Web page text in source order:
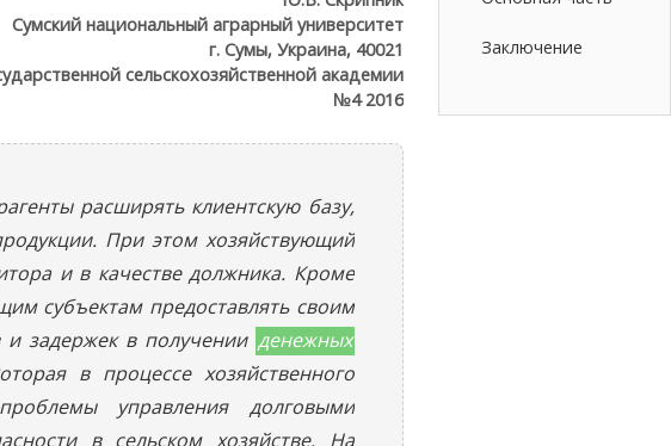
Сумский национальный аграрный университет
г. Сумы, Украина, 40021
сельскохозяйственной академии
№4 2016
расширять клиентскую базу,
При этом хозяйствующий
и в качестве должника. Кроме
субъектам предоставлять своим
и задержек в получении денежных
в процессе хозяйственного
управления долговыми
в сельском хозяйстве. На
Заключение